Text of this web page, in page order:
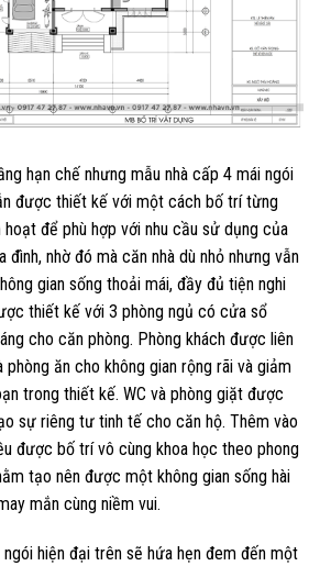
hạn chế nhưng mẫu nhà cấp 4 mái ngói
được thiết kế với một cách bố trí từng
để phù hợp với nhu cầu sử dụng của
đình, nhờ đó mà căn nhà dù nhỏ nhưng vẫn
gian sống thoải mái, đầy đủ tiện nghi
thiết kế với 3 phòng ngủ có cửa sổ
cho căn phòng. Phòng khách được liên
ăn cho không gian rộng rãi và giảm
trong thiết kế. WC và phòng giặt được
sự riêng tư tinh tế cho căn hộ. Thêm vào
được bố trí vô cùng khoa học theo phong
tạo nên được một không gian sống hài
mắn cùng niềm vui.
hiện đại trên sẽ hứa hẹn đem đến một